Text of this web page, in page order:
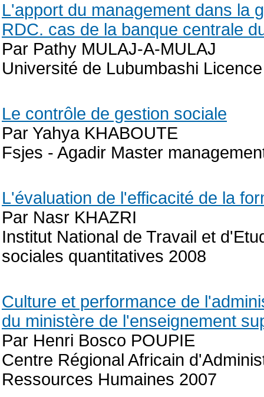
L'apport du management dans la
RDC. cas de la banque centrale
Par Pathy MULAJ-A-MULAJ
Université de Lubumbashi
Le contrôle de gestion sociale
Par Yahya KHABOUTE
Fsjes - Agadir Master
L'évaluation de l'efficacité de la
Par Nasr KHAZRI
Institut National de Travail et
sociales quantitatives 2008
Culture et performance de
du ministère de l'enseignement
Par Henri Bosco POUPIE
Centre Régional Africain
Ressources Humaines 2007